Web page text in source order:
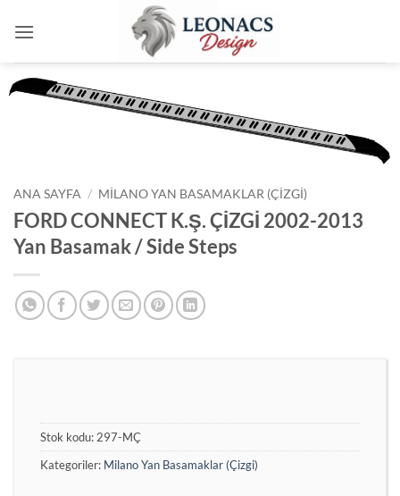
atla
ANA SAYFA / MILANO YAN BASAMAKLAR (ÇIZGI)
FORD CONNECT K.Ş. ÇİZGİ 2002-2013
Yan Basamak / Side Steps
Stok kodu: 297-MÇ
Kategoriler: Milano Yan Basamaklar (Çizgi)